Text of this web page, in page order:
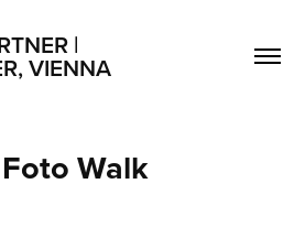
|
VIENNA
Walk